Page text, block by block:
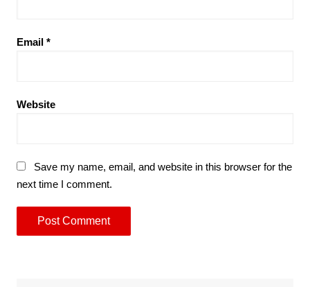
Email *
Website
Save my name, email, and website in this browser for the
next time I comment.